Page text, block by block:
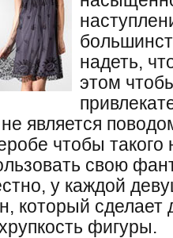
надеть,
этом
является
чтобы такого
свою
у каждой
который сделает
фигуры.